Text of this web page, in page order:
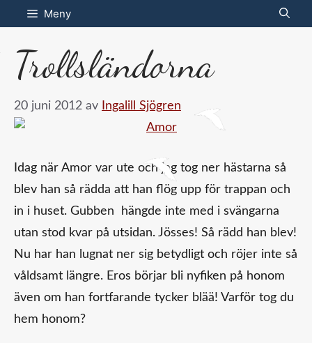
Hoppa
till
innehåll
Meny
Trollsländorna
20 juni 2012 av Ingalill Sjögren
Idag när Amor var ute och jag tog ner hästarna så
blev han så rädda att han flög upp för trappan och
in i huset. Gubben hängde inte med i svängarna
utan stod kvar på utsidan. Jösses! Så rädd han blev!
Nu har han lugnat ner sig betydligt och röjer inte så
våldsamt längre. Eros börjar bli nyfiken på honom
även om han fortfarande tycker blää! Varför tog du
hem honom?